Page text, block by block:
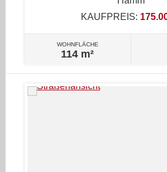
KAUFPREIS:
WOHNFLÄCHE
114 m²